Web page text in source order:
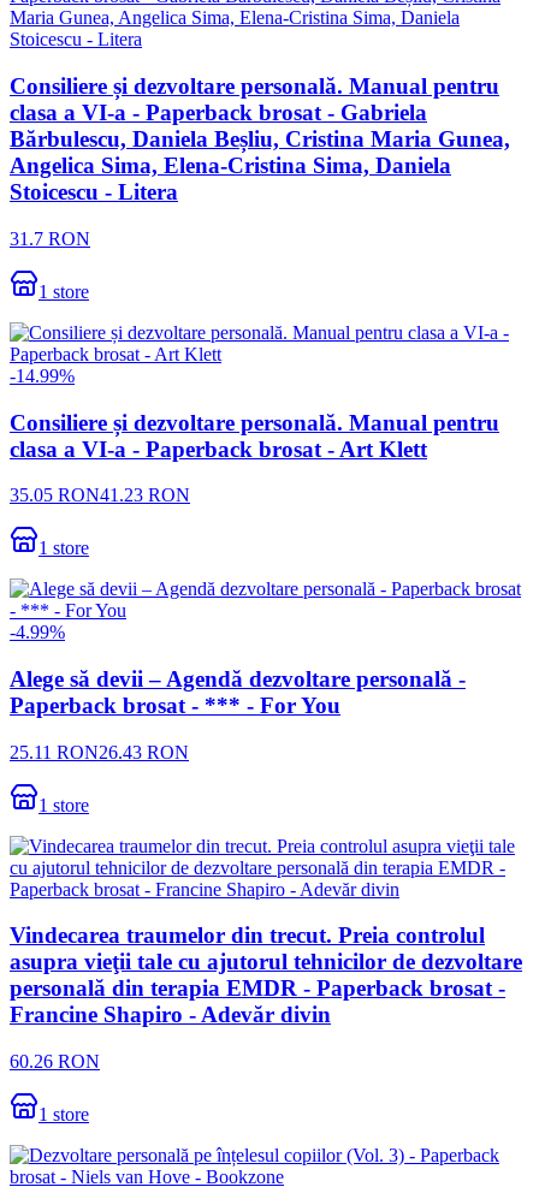
Consiliere și dezvoltare personală. Manual pentru
clasa a VI-a - Paperback brosat - Gabriela
Bărbulescu, Daniela Beșliu, Cristina Maria Gunea,
Angelica Sima, Elena-Cristina Sima, Daniela
Stoicescu - Litera
31.7 RON
1 store
-14.99%
Consiliere și dezvoltare personală. Manual pentru
clasa a VI-a - Paperback brosat - Art Klett
35.05 RON41.23 RON
1 store
-4.99%
Alege să devii – Agendă dezvoltare personală -
Paperback brosat - *** - For You
25.11 RON26.43 RON
1 store
Vindecarea traumelor din trecut. Preia controlul
asupra vieţii tale cu ajutorul tehnicilor de dezvoltare
personală din terapia EMDR - Paperback brosat -
Francine Shapiro - Adevăr divin
60.26 RON
1 store